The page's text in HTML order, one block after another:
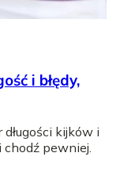
i błędy,
kijków i
chodź pewniej.